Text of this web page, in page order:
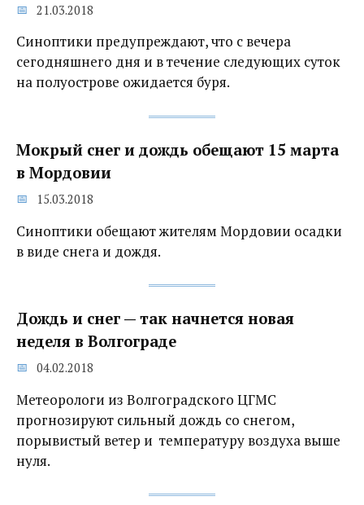
21.03.2018
Синоптики предупреждают, что с вечера
сегодняшнего дня и в течение следующих суток
на полуострове ожидается буря.
Мокрый снег и дождь‍ обещают 15 марта
в Мордовии
15.03.2018
Синоптики обещают жителям Мордовии осадки
в виде снега и дождя.
Дождь и снег — так начнется новая
неделя в Волгограде
04.02.2018
Метеорологи из Волгоградского ЦГМС
прогнозируют сильный дождь со снегом,
порывистый ветер и температуру воздуха выше
нуля.